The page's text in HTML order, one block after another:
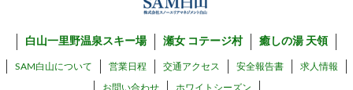
白山一里野温泉スキー場 瀬女 コテージ村 癒しの湯 天領
SAM白山について 営業日程 交通アクセス 安全報告書 求人情報
お問い合わせ ホワイトシーズン